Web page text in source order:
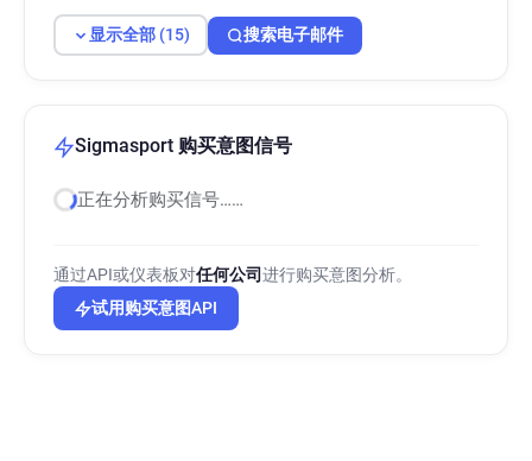
l******@sigmasport.co.uk
z*******@sigmasport.co.uk
b*****@sigmasport.co.uk
m************@sigmasport.co.uk
r************@sigmasport.co.uk
e******@sigmasport.co.uk
显示全部 (15) 搜索电子邮件
Sigmasport 购买意图信号
正在分析购买信号……
通过API或仪表板对任何公司进行购买意图分析。
试用购买意图API